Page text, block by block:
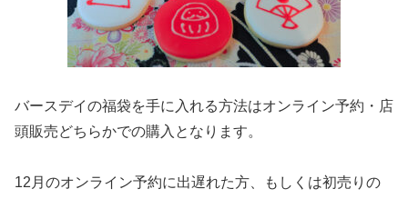
バースデイの福袋を手に入れる方法はオンライン予約・店
頭販売どちらかでの購入となります。
12月のオンライン予約に出遅れた方、もしくは初売りの